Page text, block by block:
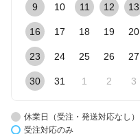
9 10 11 12 13
16 17 18 19 20
23 24 25 26 27
30 31 1 2 3
休業日（受注・発送対応なし）
受注対応のみ